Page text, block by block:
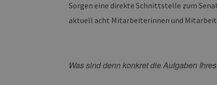
Sorgen eine direkte Schnittstelle zum
aktuell acht Mitarbeiterinnen und
Was sind denn konkret die Aufgaben